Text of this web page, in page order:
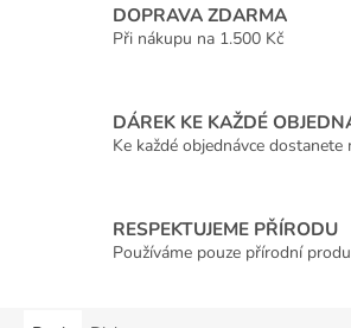
DOPRAVA ZDARMA
Při nákupu na 1.500 Kč
DÁREK KE KAŽDÉ
Ke každé objednávce dostanete
RESPEKTUJEME PŘÍRODU
Používáme pouze přírodní